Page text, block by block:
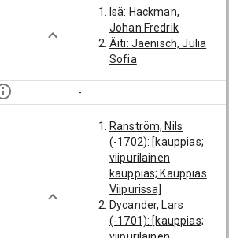
Fredrik Nikolai
Langon poika:
Cedercreutz, Emil
Waldemar
Langon poika:
Isä: Hackman,
Johan Fredrik
Äiti: Jaenisch, Julia
Sofia
-
Ranström, Nils
(-1702): [kauppias;
viipurilainen
kauppias; Kauppias
Viipurissa]
Dycander, Lars
(-1701): [kauppias;